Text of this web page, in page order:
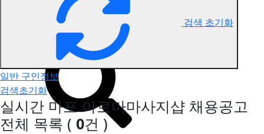
마포 아로마마사지 구인정보
검색 초기화
일반 구인정보
검색초기화
실시간 마포 아로마마사지샵 채용공고
전체 목록 ( 0건 )